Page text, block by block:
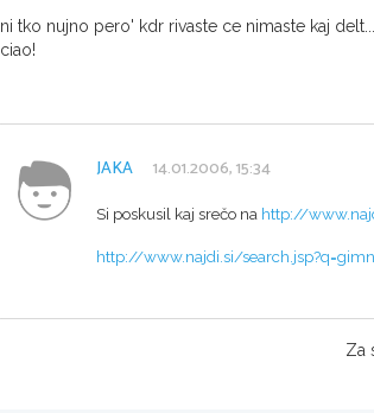
ni tko nujno pero' kdr rivaste ce nimaste kaj
ciao!
JAKA 14.01.2006, 15:34
Si poskusil kaj srečo na http://
http://www.najdi.si/
Za